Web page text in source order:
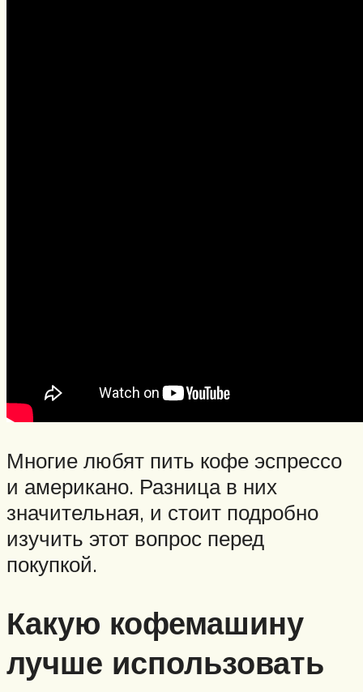
Многие любят пить кофе эспрессо
и американо. Разница в них
значительная, и стоит подробно
изучить этот вопрос перед
покупкой.
Какую кофемашину
лучше использовать